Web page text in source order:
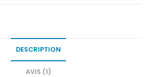
DESCRIPTION
AVIS (1)